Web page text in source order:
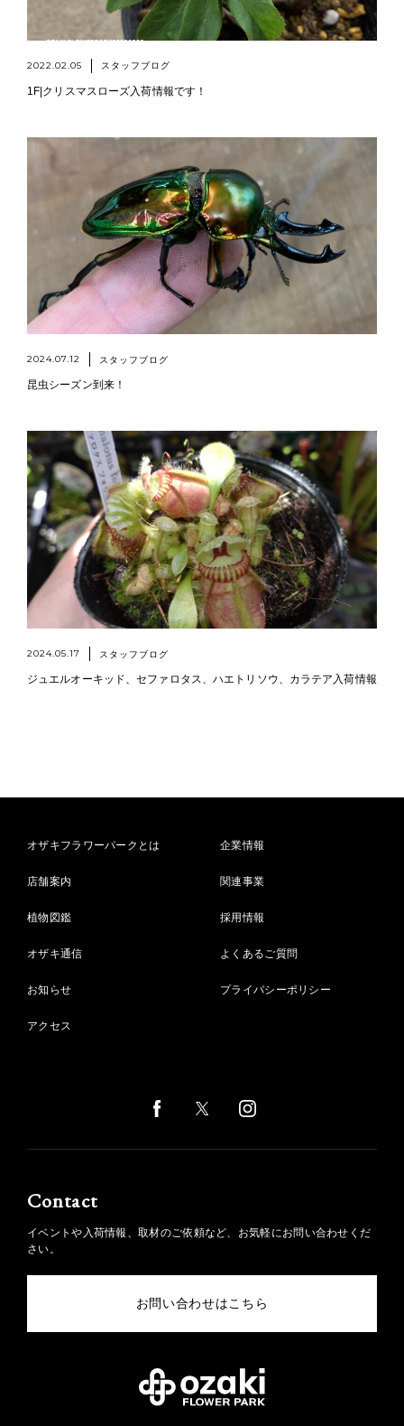
2022.02.05 スタッフブログ
1F|クリスマスローズ入荷情報です！
2024.07.12 スタッフブログ
昆虫シーズン到来！
2024.05.17 スタッフブログ
ジュエルオーキッド、セファロタス、ハエトリソウ、カラテア入荷情報
オザキフラワーパークとは
店舗案内
植物図鑑
オザキ通信
お知らせ
アクセス
企業情報
関連事業
採用情報
よくあるご質問
プライバシーポリシー
Contact
イベントや入荷情報、取材のご依頼など、お気軽にお問い合わせくだ
さい。
お問い合わせはこちら